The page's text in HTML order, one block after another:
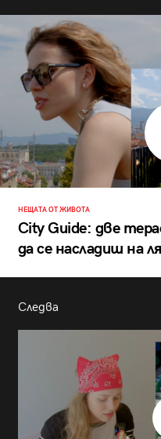
НЕЩАТА ОТ ЖИВОТА
City Guide: две
да се насладиш на
Следва